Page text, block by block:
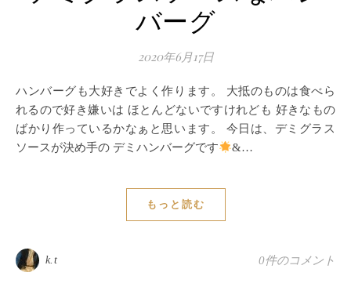
バーグ
2020年6月17日
ハンバーグも大好きでよく作ります。 大抵のものは食べら
れるので好き嫌いは ほとんどないですけれども 好きなもの
ばかり作っているかなぁと思います。 今日は、デミグラス
ソースが決め手の デミハンバーグです
&…
もっと読む
k.t 0件のコメント